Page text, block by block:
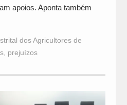
apoios. Aponta também
dos Agricultores de
, prejuízos